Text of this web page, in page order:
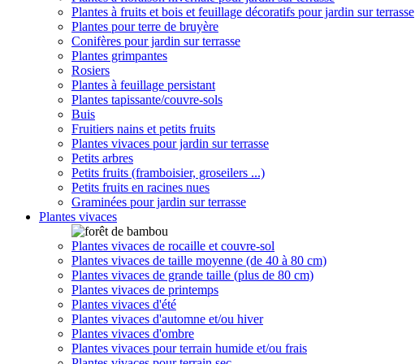
Plantes à fruits et bois et feuillage décoratifs pour jardin sur terrasse
Plantes pour terre de bruyère
Conifères pour jardin sur terrasse
Plantes grimpantes
Rosiers
Plantes à feuillage persistant
Plantes tapissante/couvre-sols
Buis
Fruitiers nains et petits fruits
Plantes vivaces pour jardin sur terrasse
Petits arbres
Petits fruits (framboisier, groseilers ...)
Petits fruits en racines nues
Graminées pour jardin sur terrasse
Plantes vivaces
Plantes vivaces de rocaille et couvre-sol
Plantes vivaces de taille moyenne (de 40 à 80 cm)
Plantes vivaces de grande taille (plus de 80 cm)
Plantes vivaces de printemps
Plantes vivaces d'été
Plantes vivaces d'automne et/ou hiver
Plantes vivaces d'ombre
Plantes vivaces pour terrain humide et/ou frais